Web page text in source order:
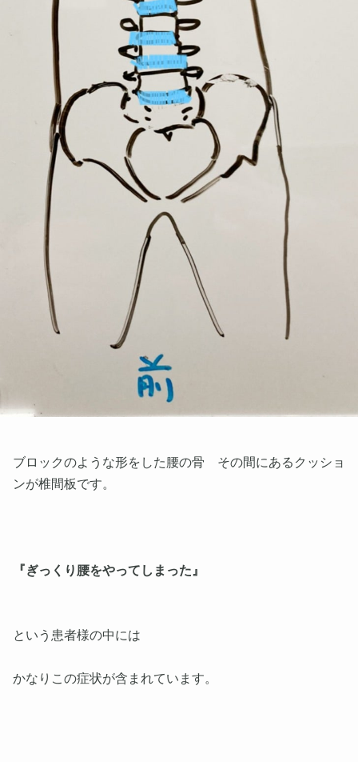
ブロックのような形をした腰の骨 その間にあるクッショ
ンが椎間板です。
『ぎっくり腰をやってしまった』
という患者様の中には
かなりこの症状が含まれています。